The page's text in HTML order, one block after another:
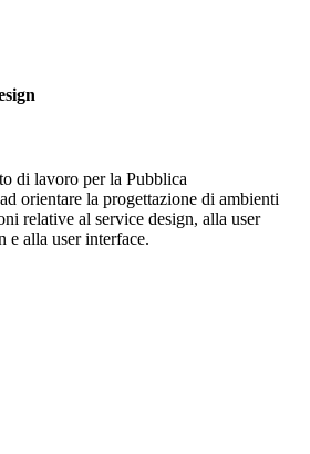
di lavoro per la Pubblica
orientare la progettazione di ambienti
relative al service design, alla user
e alla user interface.